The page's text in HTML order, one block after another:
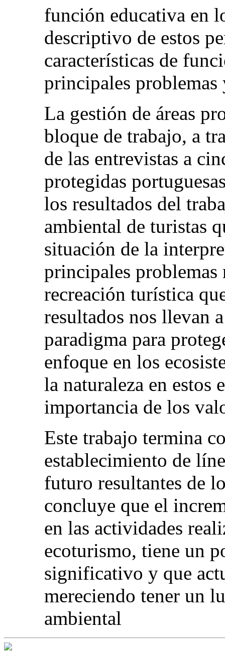
función educativa en
descriptivo de estos
características de
principales problemas
La gestión de áreas
bloque de trabajo, a
de las entrevistas a
protegidas
los resultados del
ambiental de turistas
situación de la
principales problemas
recreación turística
resultados nos llevan
paradigma para
enfoque en los
la naturaleza en estos
importancia de los
Este trabajo termina
establecimiento de
futuro resultantes de
concluye que el
en las actividades
ecoturismo, tiene un
significativo y que
mereciendo tener un
ambiental